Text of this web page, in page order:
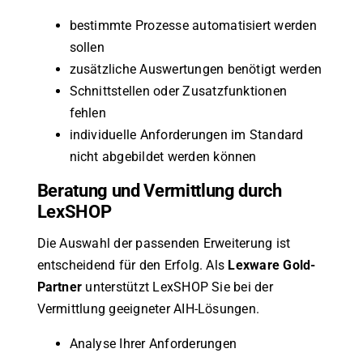
bestimmte Prozesse automatisiert werden
sollen
zusätzliche Auswertungen benötigt werden
Schnittstellen oder Zusatzfunktionen
fehlen
individuelle Anforderungen im Standard
nicht abgebildet werden können
Beratung und Vermittlung durch
LexSHOP
Die Auswahl der passenden Erweiterung ist
entscheidend für den Erfolg. Als Lexware Gold-
Partner unterstützt LexSHOP Sie bei der
Vermittlung geeigneter AIH-Lösungen.
Analyse Ihrer Anforderungen